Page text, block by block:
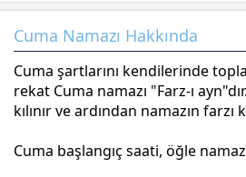
Cuma Namazı Hakkında
Cuma şartlarını kendilerinde
rekat Cuma namazı "Farz-ı
kılınır ve ardından namazın farzı
Cuma başlangıç saati, öğle